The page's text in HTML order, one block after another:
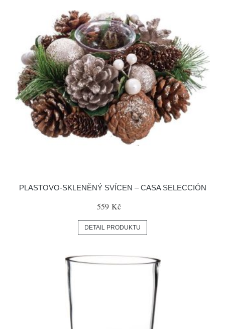
PLASTOVO-SKLENĚNÝ SVÍCEN – CASA SELECCIÓN
559 Kč
DETAIL PRODUKTU